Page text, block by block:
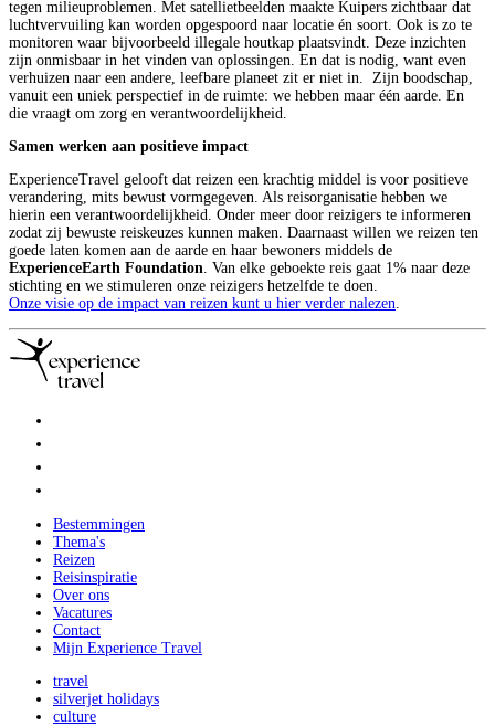
tegen milieuproblemen. Met satellietbeelden maakte Kuipers zichtbaar dat
luchtvervuiling kan worden opgespoord naar locatie én soort. Ook is zo te
monitoren waar bijvoorbeeld illegale houtkap plaatsvindt. Deze inzichten
zijn onmisbaar in het vinden van oplossingen. En dat is nodig, want even
verhuizen naar een andere, leefbare planeet zit er niet in. Zijn boodschap,
vanuit een uniek perspectief in de ruimte: we hebben maar één aarde. En
die vraagt om zorg en verantwoordelijkheid.
Samen werken aan positieve impact
ExperienceTravel gelooft dat reizen een krachtig middel is voor positieve
verandering, mits bewust vormgegeven. Als reisorganisatie hebben we
hierin een verantwoordelijkheid. Onder meer door reizigers te informeren
zodat zij bewuste reiskeuzes kunnen maken. Daarnaast willen we reizen ten
goede laten komen aan de aarde en haar bewoners middels de
ExperienceEarth Foundation . Van elke geboekte reis gaat 1% naar deze
stichting en we stimuleren onze reizigers hetzelfde te doen.
Onze visie op de impact van reizen kunt u hier verder nalezen
Bestemmingen
Thema's
Reizen
Reisinspiratie
Over ons
Vacatures
Contact
Mijn Experience Travel
travel
silverjet holidays
culture